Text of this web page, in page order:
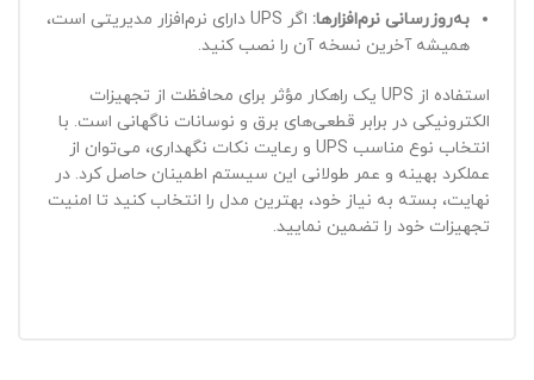
به‌روزرسانی نرم‌افزارها:
اگر UPS دارای نرم‌افزار مدیریتی است،
همیشه آخرین نسخه آن را نصب کنید.
استفاده از UPS یک راهکار مؤثر برای محافظت از تجهیزات
الکترونیکی در برابر قطعی‌های برق و نوسانات ناگهانی است. با
انتخاب نوع مناسب UPS و رعایت نکات نگهداری، می‌توان از
عملکرد بهینه و عمر طولانی این سیستم اطمینان حاصل کرد. در
نهایت، بسته به نیاز خود، بهترین مدل را انتخاب کنید تا امنیت
تجهیزات خود را تضمین نمایید.